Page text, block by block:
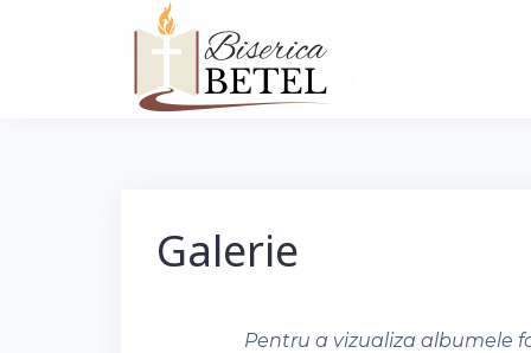
Galerie
Pentru a vizualiza albumele